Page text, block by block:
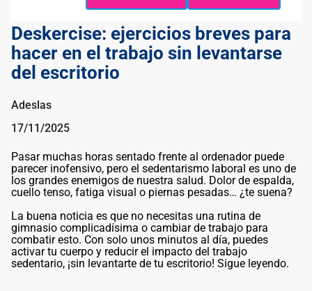
Deskercise: ejercicios breves para
hacer en el trabajo sin levantarse
del escritorio
Adeslas
17/11/2025
Pasar muchas horas sentado frente al ordenador puede
parecer inofensivo, pero el sedentarismo laboral es uno de
los grandes enemigos de nuestra salud. Dolor de espalda,
cuello tenso, fatiga visual o piernas pesadas… ¿te suena?
La buena noticia es que no necesitas una rutina de
gimnasio complicadísima o cambiar de trabajo para
combatir esto. Con solo unos minutos al día, puedes
activar tu cuerpo y reducir el impacto del trabajo
sedentario, ¡sin levantarte de tu escritorio! Sigue leyendo.